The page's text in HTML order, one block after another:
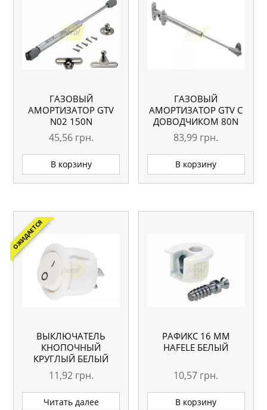
ГАЗОВЫЙ
АМОРТИЗАТОР GTV
N02 150N
45,56 грн.
В корзину
ГАЗОВЫЙ
АМОРТИЗАТОР GTV С
ДОВОДЧИКОМ 80N
83,99 грн.
В корзину
ОЖИДАЕТСЯ
ВЫКЛЮЧАТЕЛЬ
КНОПОЧНЫЙ
КРУГЛЫЙ БЕЛЫЙ
11,92 грн.
Читать далее
РАФИКС 16 MM
HAFELE БЕЛЫЙ
10,57 грн.
В корзину